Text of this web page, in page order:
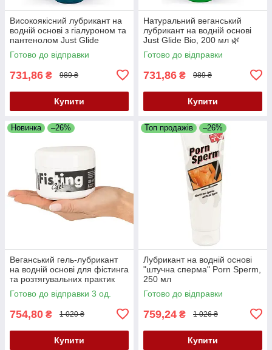
Високоякісний лубрикант на
водній основі з гіалуроном та
пантенолом Just Glide
Premium, 200 мл
Готово до відправки
731,86 ₴ 989 ₴
Купити
Натуральний веганський
лубрикант на водній основі
Just Glide Bio, 200 мл 🌿
Готово до відправки
731,86 ₴ 989 ₴
Купити
Новинка –26%
Веганський гель-лубрикант
на водній основі для фістинга
та розтягувальних практик
Fisting Gel, 200 мл
Готово до відправки 3 од.
754,80 ₴ 1 020 ₴
Купити
Топ продажів –26%
Лубрикант на водній основі
"штучна сперма" Porn Sperm,
250 мл
Готово до відправки
759,24 ₴ 1 026 ₴
Купити